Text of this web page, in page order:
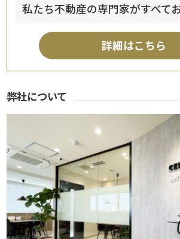
私たち不動産の専門家がすべて
詳細はこちら
弊社について